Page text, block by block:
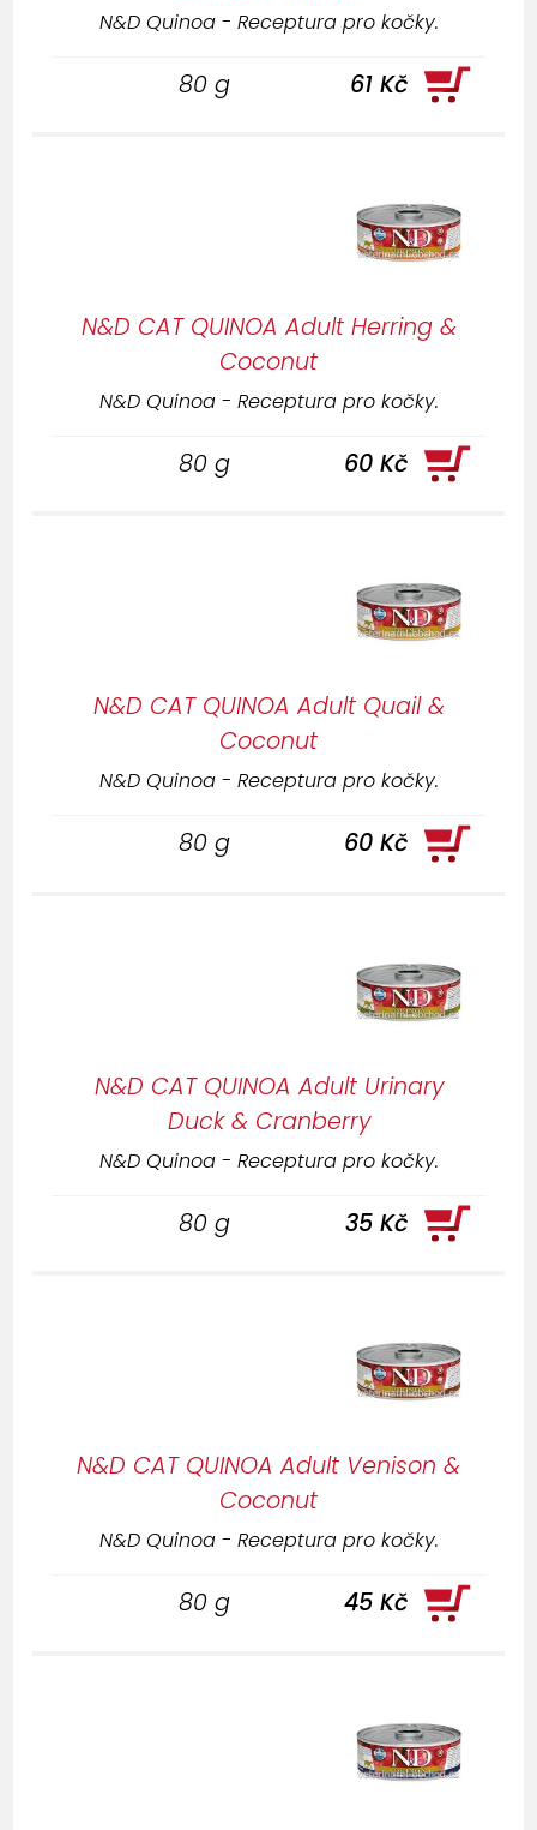
N&D Quinoa - Receptura pro kočky.
80 g 61 Kč
N&D CAT QUINOA Adult Herring &
Coconut
N&D Quinoa - Receptura pro kočky.
80 g 60 Kč
N&D CAT QUINOA Adult Quail &
Coconut
N&D Quinoa - Receptura pro kočky.
80 g 60 Kč
N&D CAT QUINOA Adult Urinary
Duck & Cranberry
N&D Quinoa - Receptura pro kočky.
80 g 35 Kč
N&D CAT QUINOA Adult Venison &
Coconut
N&D Quinoa - Receptura pro kočky.
80 g 45 Kč